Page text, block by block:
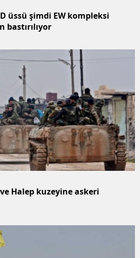
üssü şimdi EW kompleksi
bastırılıyor
Halep kuzeyine askeri